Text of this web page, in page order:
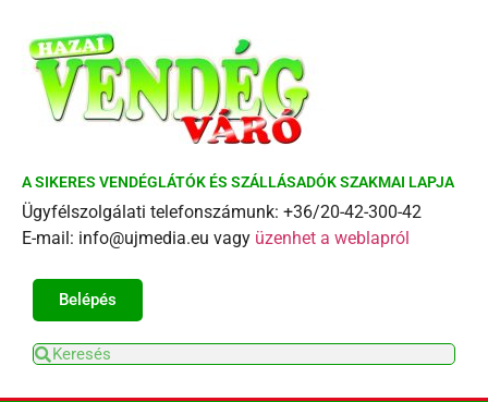
A SIKERES VENDÉGLÁTÓK ÉS SZÁLLÁSADÓK SZAKMAI LAPJA
Ügyfélszolgálati telefonszámunk: +36/20-42-300-42
E-mail: info@ujmedia.eu vagy üzenhet a weblapról
Belépés